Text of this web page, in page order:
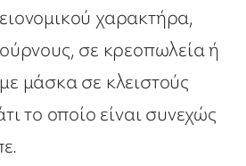
χαρακτήρα,
σε κρεοπωλεία ή
μάσκα σε κλειστούς
το οποίο είναι συνεχώς